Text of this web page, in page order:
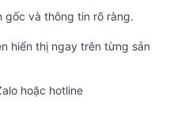
gốc và thông tin rõ ràng.
hiển thị ngay trên từng sản
hoặc hotline